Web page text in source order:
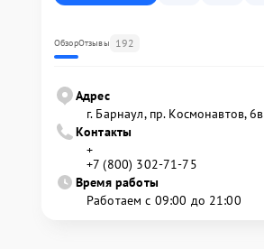
ОбзорОтзывы 192
Адрес
г. Барнаул, ​пр. Космонавтов, 6в
Контакты
+
+7 (800) 302-71-75
Время работы
Работаем с 09:00 до 21:00